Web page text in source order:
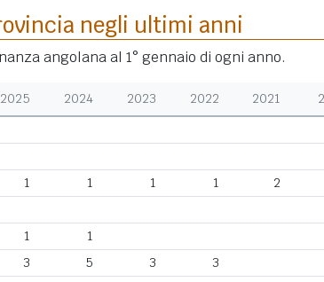
negli ultimi anni
angolana al 1° gennaio di ogni anno.
2025 2024 2023 2022 2021
1 1 1 1
2
1
1
3 5 3
3